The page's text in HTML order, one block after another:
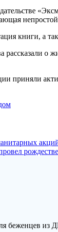
непростой
книги, а
о
приняли